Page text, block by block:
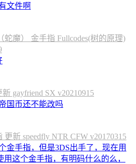
文件啊
蛇魔） 金手指 Fullcodes(树的原理)
gayfriend SX v20210915
国币还不能改吗
新 speedfly NTR CFW v20170315
金手指，但是3DS出手了，现在用
用这个金手指，有明码什么的么，